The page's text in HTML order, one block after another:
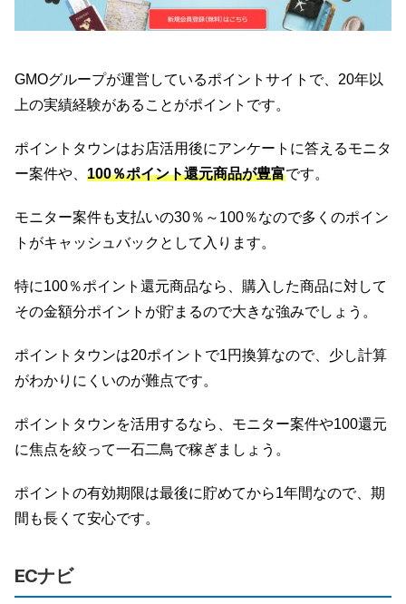
GMOグループが運営しているポイントサイトで、20年以
上の実績経験があることがポイントです。
ポイントタウンはお店活用後にアンケートに答えるモニタ
ー案件や、 100％ポイント還元商品が豊富です。
モニター案件も支払いの30％～100％なので多くのポイン
トがキャッシュバックとして入ります。
特に100％ポイント還元商品なら、購入した商品に対して
その金額分ポイントが貯まるので大きな強みでしょう。
ポイントタウンは20ポイントで1円換算なので、少し計算
がわかりにくいのが難点です。
ポイントタウンを活用するなら、モニター案件や100還元
に焦点を絞って一石二鳥で稼ぎましょう。
ポイントの有効期限は最後に貯めてから1年間なので、期
間も長くて安心です。
ECナビ